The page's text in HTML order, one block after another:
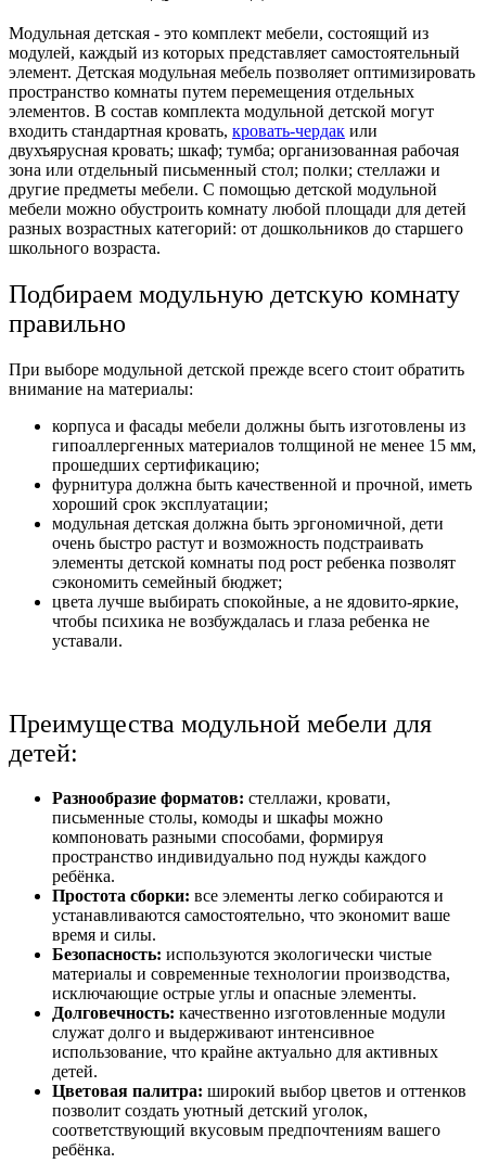
Модульная детская - это комплект мебели, состоящий из
модулей, каждый из которых представляет самостоятельный
элемент. Детская модульная мебель позволяет оптимизировать
пространство комнаты путем перемещения отдельных
элементов. В состав комплекта модульной детской могут
входить стандартная кровать, кровать-чердак или
двухъярусная кровать; шкаф; тумба; организованная рабочая
зона или отдельный письменный стол; полки; стеллажи и
другие предметы мебели. С помощью детской модульной
мебели можно обустроить комнату любой площади для детей
разных возрастных категорий: от дошкольников до старшего
школьного возраста.
Подбираем модульную детскую комнату
правильно
При выборе модульной детской прежде всего стоит обратить
внимание на материалы:
корпуса и фасады мебели должны быть изготовлены из
гипоаллергенных материалов толщиной не менее 15 мм,
прошедших сертификацию;
фурнитура должна быть качественной и прочной, иметь
хороший срок эксплуатации;
модульная детская должна быть эргономичной, дети
очень быстро растут и возможность подстраивать
элементы детской комнаты под рост ребенка позволят
сэкономить семейный бюджет;
цвета лучше выбирать спокойные, а не ядовито-яркие,
чтобы психика не возбуждалась и глаза ребенка не
уставали.
Преимущества модульной мебели для
детей:
Разнообразие форматов: стеллажи, кровати,
письменные столы, комоды и шкафы можно
компоновать разными способами, формируя
пространство индивидуально под нужды каждого
ребёнка.
Простота сборки: все элементы легко собираются и
устанавливаются самостоятельно, что экономит ваше
время и силы.
Безопасность: используются экологически чистые
материалы и современные технологии производства,
исключающие острые углы и опасные элементы.
Долговечность: качественно изготовленные модули
служат долго и выдерживают интенсивное
использование, что крайне актуально для активных
детей.
Цветовая палитра: широкий выбор цветов и оттенков
позволит создать уютный детский уголок,
соответствующий вкусовым предпочтениям вашего
ребёнка.